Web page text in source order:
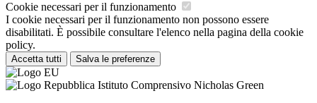
Cookie necessari per il funzionamento
I cookie necessari per il funzionamento non possono essere
disabilitati. È possibile consultare l'elenco nella pagina della cookie
policy.
Accetta tutti Salva le preferenze
Istituto Comprensivo Nicholas Green